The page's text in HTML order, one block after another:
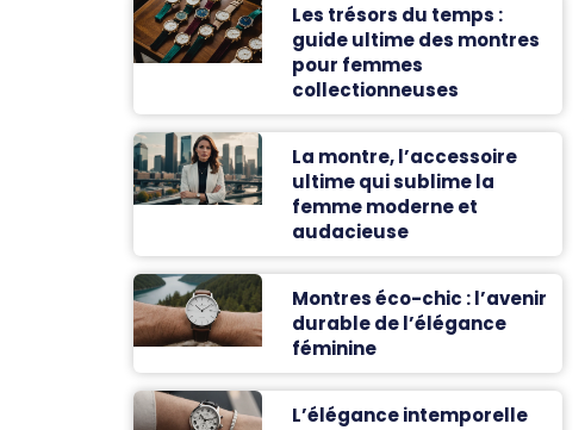
Les trésors du temps :
guide ultime des montres
pour femmes
collectionneuses
La montre, l’accessoire
ultime qui sublime la
femme moderne et
audacieuse
Montres éco-chic : l’avenir
durable de l’élégance
féminine
L’élégance intemporelle